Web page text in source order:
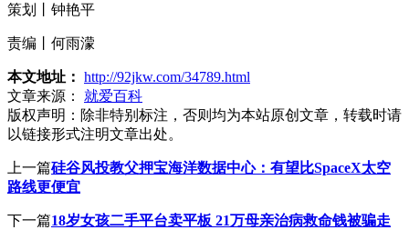
策划丨钟艳平
责编丨何雨濛
本文地址： http://92jkw.com/34789.html
文章来源：
就爱百科
版权声明： 除非特别标注，否则均为本站原创文章，转载时请
以链接形式注明文章出处。
上一篇硅谷风投教父押宝海洋数据中心：有望比SpaceX太空
路线更便宜
下一篇18岁女孩二手平台卖平板 21万母亲治病救命钱被骗走